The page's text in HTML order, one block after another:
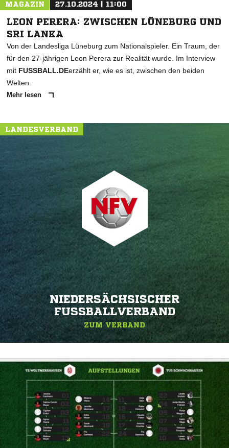
MAGAZIN 27.10.2024 | 11:00
LEON PERERA: ZWISCHEN LÜNEBURG UND
SRI LANKA
Von der Landesliga Lüneburg zum Nationalspieler. Ein Traum, der
für den 27-jährigen Leon Perera zur Realität wurde. Im Interview
mit FUSSBALL.DEerzählt er, wie es ist, zwischen den beiden
Welten.
Mehr lesen
LANDESVERBAND
NIEDERSÄCHSISCHER
FUSSBALLVERBAND
ZUM VERBAND